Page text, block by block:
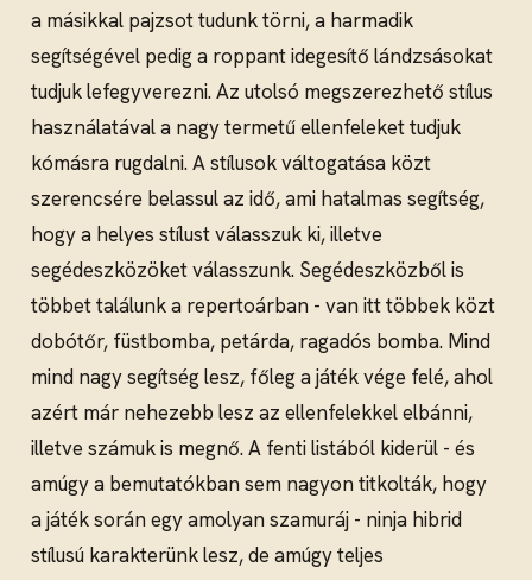
a másikkal pajzsot tudunk törni, a harmadik
segítségével pedig a roppant idegesítő lándzsásokat
tudjuk lefegyverezni. Az utolsó megszerezhető stílus
használatával a nagy termetű ellenfeleket tudjuk
kómásra rugdalni. A stílusok váltogatása közt
szerencsére belassul az idő, ami hatalmas segítség,
hogy a helyes stílust válasszuk ki, illetve
segédeszközöket válasszunk. Segédeszközből is
többet találunk a repertoárban - van itt többek közt
dobótőr, füstbomba, petárda, ragadós bomba. Mind
mind nagy segítség lesz, főleg a játék vége felé, ahol
azért már nehezebb lesz az ellenfelekkel elbánni,
illetve számuk is megnő. A fenti listából kiderül - és
amúgy a bemutatókban sem nagyon titkolták, hogy
a játék során egy amolyan szamuráj - ninja hibrid
stílusú karakterünk lesz, de amúgy teljes